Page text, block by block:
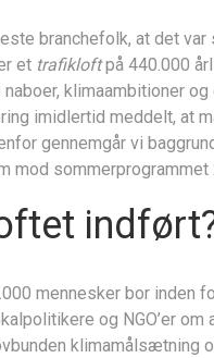
branchefolk, at det
et trafikloftpå 440.000
klimaambitioner
imidlertid meddelt, at
gennemgår vi
mod sommerprogrammet
mennesker bor inden
og NGO’er
klimamålsætning